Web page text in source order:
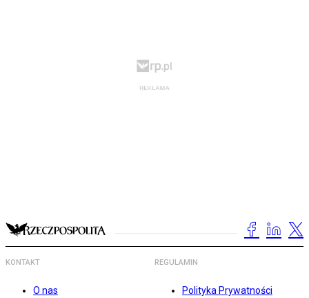
KONTAKT
O nas
REGULAMIN
Polityka Prywatności